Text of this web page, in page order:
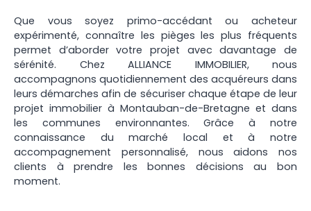
Que vous soyez primo-accédant ou acheteur
expérimenté, connaître les pièges les plus fréquents
permet d’aborder votre projet avec davantage de
sérénité. Chez ALLIANCE IMMOBILIER, nous
accompagnons quotidiennement des acquéreurs dans
leurs démarches afin de sécuriser chaque étape de leur
projet immobilier à Montauban-de-Bretagne et dans
les communes environnantes. Grâce à notre
connaissance du marché local et à notre
accompagnement personnalisé, nous aidons nos
clients à prendre les bonnes décisions au bon
moment.